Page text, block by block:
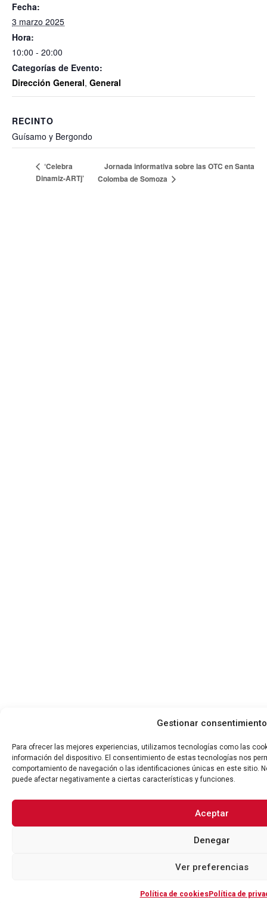
Gestionar consentimiento
Para ofrecer las mejores experiencias, utilizamos tecnologías como las
información del dispositivo. El consentimiento de estas tecnologías nos
comportamiento de navegación o las identificaciones únicas en este sitio.
puede afectar negativamente a ciertas características y funciones.
Aceptar
Denegar
Ver preferencias
Política de cookiesPolítica de
Fecha:
3 marzo 2025
Hora:
10:00 - 20:00
Categorías de Evento:
Dirección General, General
RECINTO
Guísamo y Bergondo
‘Celebra
Dinamiz-ARTj’
Jornada informativa sobre las OTC en Santa
Colomba de Somoza